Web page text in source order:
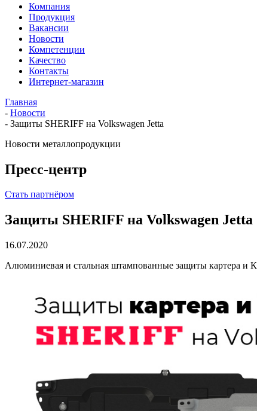
Компания
Продукция
Вакансии
Новости
Компетенции
Качество
Контакты
Интернет-магазин
Главная
- Новости
- Защиты SHERIFF на Volkswagen Jetta
Новости металлопродукции
Пресс-центр
Стать партнёром
Защиты SHERIFF на Volkswagen Jetta
16.07.2020
Алюминиевая и стальная штампованные защиты картера и